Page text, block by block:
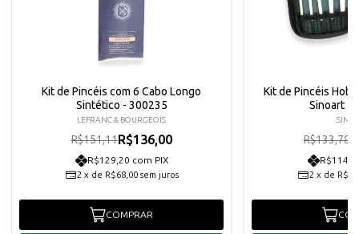
Kit de Pincéis com 6 Cabo Longo
Sintético - 300235
LEFRANC & BOURGEOIS
R$151,11R$136,00
R$129,20 com PIX
2 x de R$68,00 sem juros
COMPRAR
Kit de Pincéis
Sinoart -
R$133,78
2 x de